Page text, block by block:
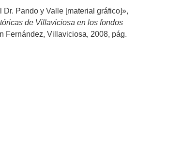
Pando y Valle [material gráfico]»,
de Villaviciosa en los fondos
Fernández, Villaviciosa, 2008, pág.